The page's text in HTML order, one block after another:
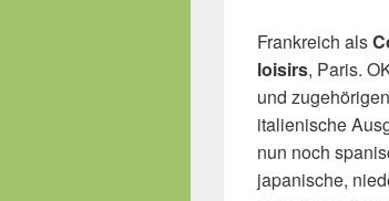
Frankreich als
loisirs, Paris.
und
italienische
nun noch
japanische,